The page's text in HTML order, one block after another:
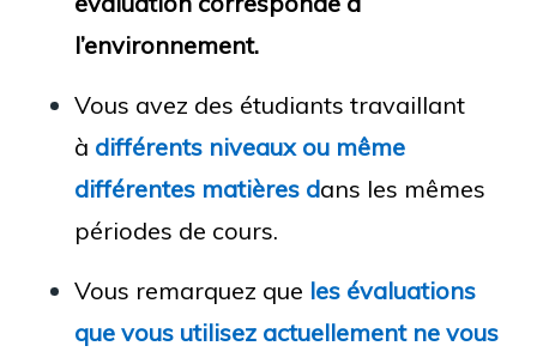
l’environnement.
Vous avez des étudiants travaillant
à différents niveaux ou même
différentes matières dans les mêmes
périodes de cours.
Vous remarquez que les évaluations
que vous utilisez actuellement ne vous